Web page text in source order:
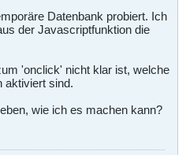
Datenbank probiert. Ich
der Javascriptfunktion die
'onclick' nicht klar ist, welche
aktiviert sind.
wie ich es machen kann?